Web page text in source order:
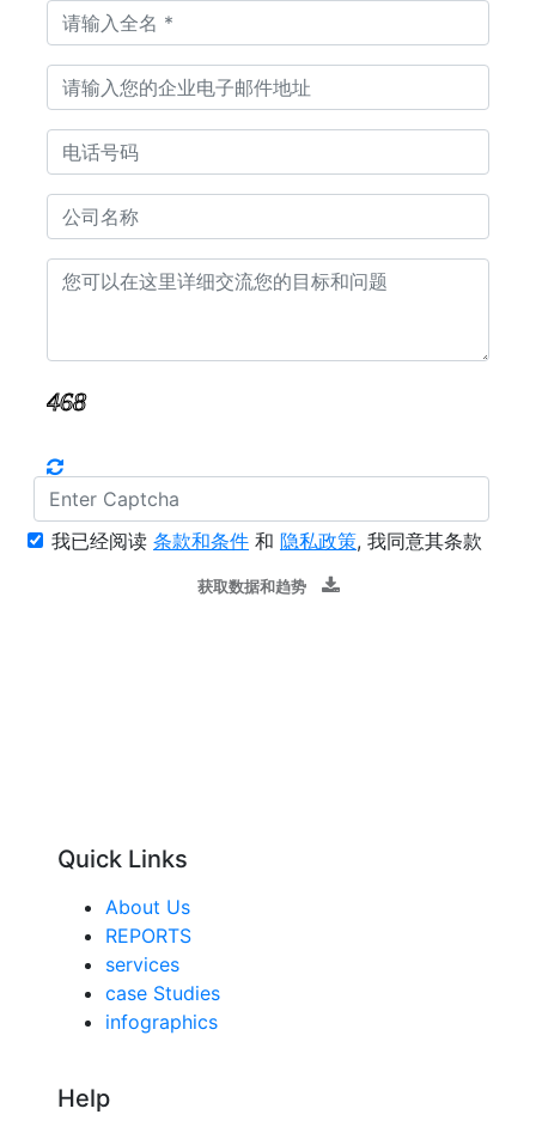
我已经阅读 条款和条件 和 隐私政策, 我同意其条款
获取数据和趋势
Quick Links
About Us
REPORTS
services
case Studies
infographics
Help